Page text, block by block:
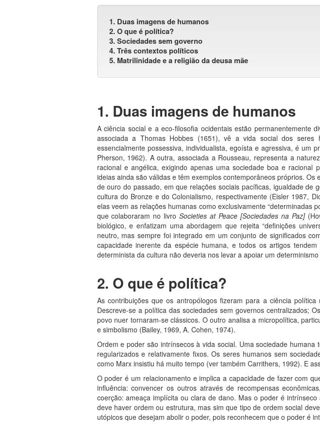
1. Duas imagens de humanos
2. O que é política?
3. Sociedades sem governo
4. Três contextos políticos
5. Matrilinidade e a religião da deusa mãe
1. Duas imagens de humanos
A ciência social e a eco-filosofia ocidentais estão permanentemente
associada a Thomas Hobbes (1651), vê a vida social dos seres
essencialmente possessiva, individualista, egoísta e agressiva, é um
Pherson, 1962). A outra, associada a Rousseau, representa a
racional e angélica, exigindo apenas uma sociedade boa e
ideias ainda são válidas e têm exemplos contemporâneos próprios.
de ouro do passado, em que relações sociais pacíficas, igualdade
cultura do Bronze e do Colonialismo, respectivamente (Eisler 1987,
elas veem as relações humanas como exclusivamente “determinadas
que colaboraram no livroSocieties at Peace [Sociedades na Paz]
biológico, e enfatizam uma abordagem que rejeita “definições
neutro, mas sempre foi integrado em um conjunto de significados
capacidade inerente da espécie humana, e todos os artigos
determinista da cultura não deveria nos levar a apoiar um
2. O que é política?
As contribuições que os antropólogos fizeram para a ciência
Descreve-se a política das sociedades sem governos centralizados;
povo nuer tornaram-se clássicos. O outro analisa a micropolítica,
e simbolismo (Bailey, 1969, A. Cohen, 1974).
Ordem e poder são intrínsecos à vida social. Uma sociedade
regularizados e relativamente fixos. Os seres humanos sem
como Marx insistiu há muito tempo (ver também Carrithers, 1992). E
O poder é um relacionamento e implica a capacidade de fazer com
influência: convencer os outros através de recompensas
coerção: ameaça implícita ou clara de dano. Mas o poder é
deve haver ordem ou estrutura, mas sim que tipo de ordem social
utópicos que desejam abolir o poder, pois reconhecem que o poder é